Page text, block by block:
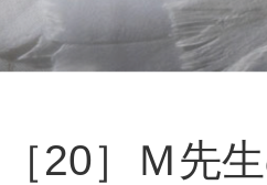
［20］Ｍ先